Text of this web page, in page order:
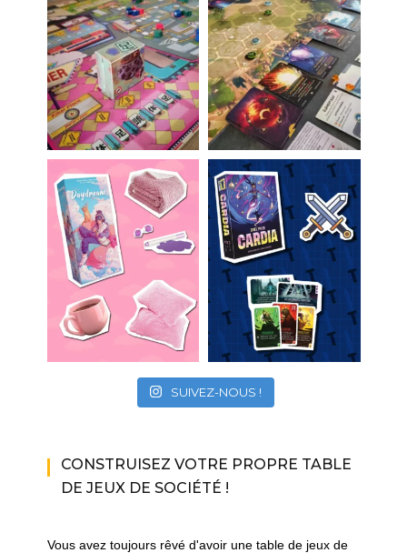
SUIVEZ-NOUS !
CONSTRUISEZ VOTRE PROPRE TABLE
DE JEUX DE SOCIÉTÉ !
Vous avez toujours rêvé d'avoir une table de jeux de